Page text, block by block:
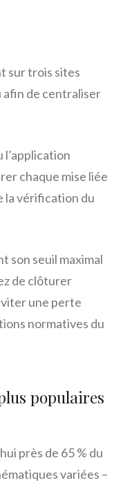
sur trois sites
afin de centraliser
l’application
chaque mise liée
la vérification du
son seuil maximal
de clôturer
une perte
normatives du
populaires
près de 65 % du
variées –